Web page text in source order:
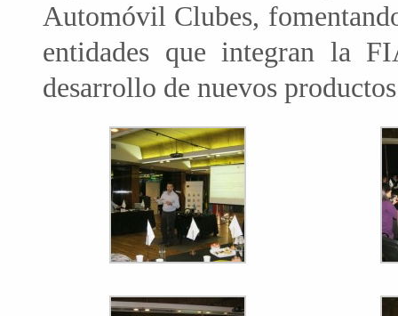
Automóvil Clubes,
entidades que integran la
desarrollo de nuevos